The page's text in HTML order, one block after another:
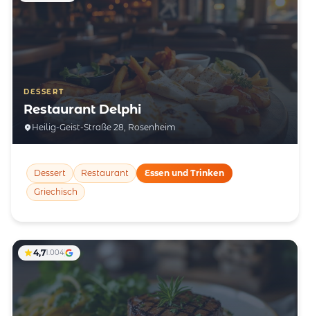
DESSERT
Restaurant Delphi
Heilig-Geist-Straße 28, Rosenheim
Dessert Restaurant
Essen und Trinken
Griechisch
4,71.004